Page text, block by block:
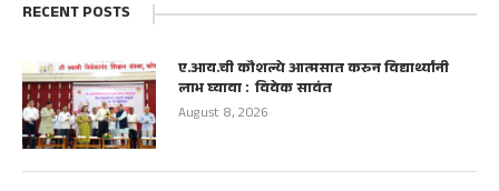
RECENT POSTS
ए.आय.ची कौशल्ये आत्मसात करुन विद्यार्थ्यांनी
लाभ घ्यावा : विवेक सावंत
August 8, 2026